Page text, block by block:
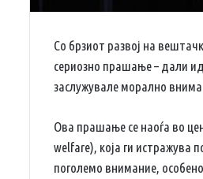
Со брзиот развој на
сериозно прашање – дали
заслужувале морално
Ова прашање се наоѓа во
welfare), која ги истражува
поголемо внимание,